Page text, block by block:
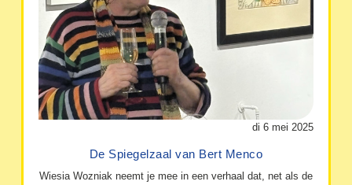
di 6 mei 2025
De Spiegelzaal van Bert Menco
Wiesia Wozniak neemt je mee in een verhaal dat, net als de